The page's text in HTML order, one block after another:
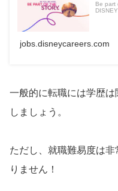
Be part
jobs.disneycareers.com
一般的に転職には学歴
しましょう。
ただし、就職難易度は
りません！